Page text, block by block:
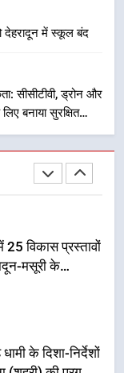
देहरादून में स्कूल बंद
सीसीटीवी, ड्रोन और
बनाया सुरक्षित
25 विकास प्रस्तावों
मसूरी के
के दिशा-निर्देशों
की प्रगति